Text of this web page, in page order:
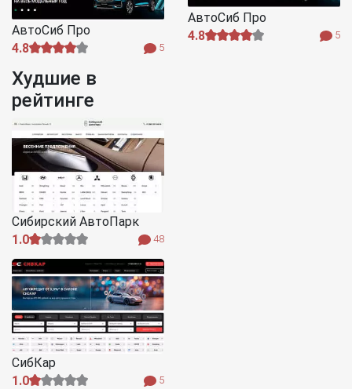
АвтоСиб Про
4.8
5
АвтоСиб Про
4.8
5
Худшие в
рейтинге
Сибирский АвтоПарк
1.0
48
СибКар
1.0
5